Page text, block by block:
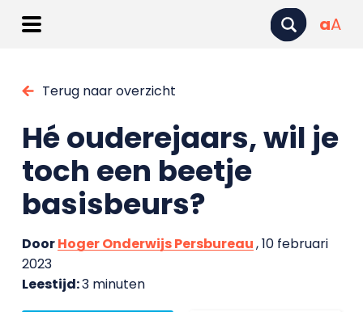
aA
Terug naar overzicht
Hé ouderejaars, wil je
toch een beetje
basisbeurs?
DoorHoger Onderwijs Persbureau, 10 februari
2023
Leestijd:3 minuten